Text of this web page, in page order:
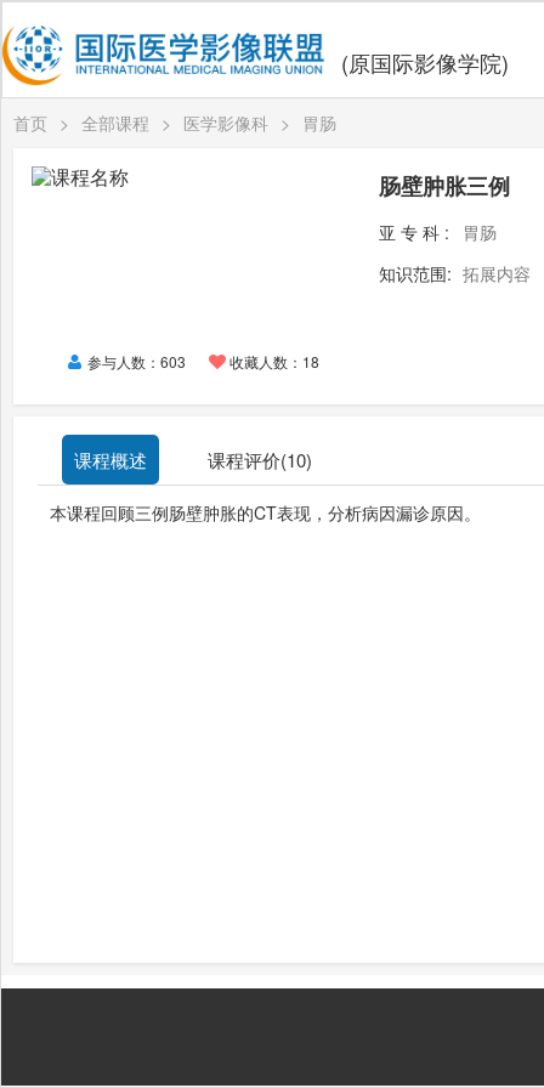
(原国际影像学院)
首页 > 全部课程 > 医学影像科 > 胃肠
参与人数：603 收藏人数：18
肠壁肿胀三例
亚专科:
胃肠
知识范围: 拓展内容
课程概述 课程评价(10)
本课程回顾三例肠壁肿胀的CT表现，分析病因漏诊原因。